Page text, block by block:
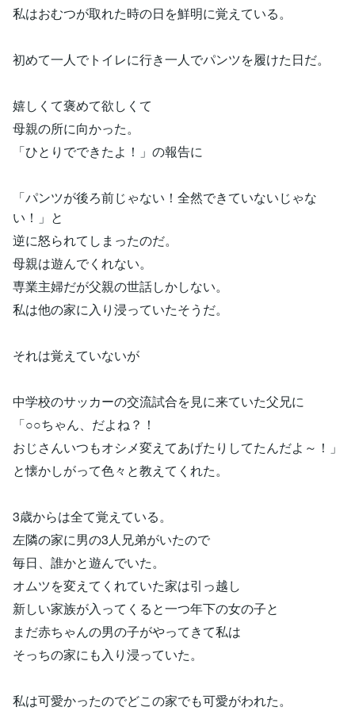
私はおむつが取れた時の日を鮮明に覚えている。
初めて一人でトイレに行き一人でパンツを履けた日だ。
嬉しくて褒めて欲しくて
母親の所に向かった。
「ひとりでできたよ！」の報告に
「パンツが後ろ前じゃない！全然できていないじゃな
い！」と
逆に怒られてしまったのだ。
母親は遊んでくれない。
専業主婦だが父親の世話しかしない。
私は他の家に入り浸っていたそうだ。
それは覚えていないが
中学校のサッカーの交流試合を見に来ていた父兄に
「○○ちゃん、だよね？！
おじさんいつもオシメ変えてあげたりしてたんだよ～！」
と懐かしがって色々と教えてくれた。
3歳からは全て覚えている。
左隣の家に男の3人兄弟がいたので
毎日、誰かと遊んでいた。
オムツを変えてくれていた家は引っ越し
新しい家族が入ってくると一つ年下の女の子と
まだ赤ちゃんの男の子がやってきて私は
そっちの家にも入り浸っていた。
私は可愛かったのでどこの家でも可愛がわれた。